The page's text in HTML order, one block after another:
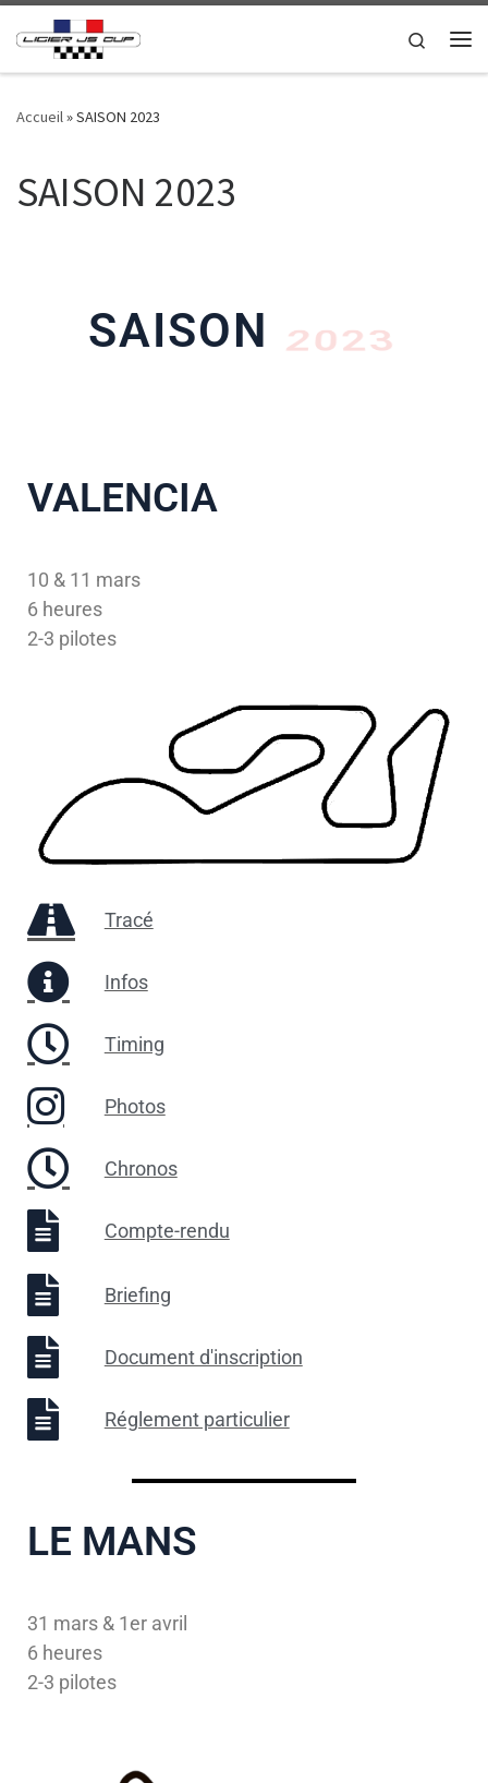
Passer au contenu Search
Accueil»SAISON 2023
SAISON 2023
SAISON 2023
VALENCIA
10 & 11 mars
6 heures
2-3 pilotes
Tracé
Infos
Timing
Photos
Chronos
Compte-rendu
Briefing
Document d'inscription
Réglement particulier
LE MANS
31 mars & 1er avril
6 heures
2-3 pilotes